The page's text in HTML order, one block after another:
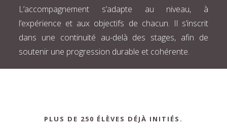
L’accompagnement s’adapte au niveau, à
l’expérience et aux objectifs de chacun. Il s’inscrit
dans une continuité au-delà des stages, afin de
soutenir une progression durable et cohérente.
PLUS DE 250 ÉLÈVES DÉJÀ INITIÉS.